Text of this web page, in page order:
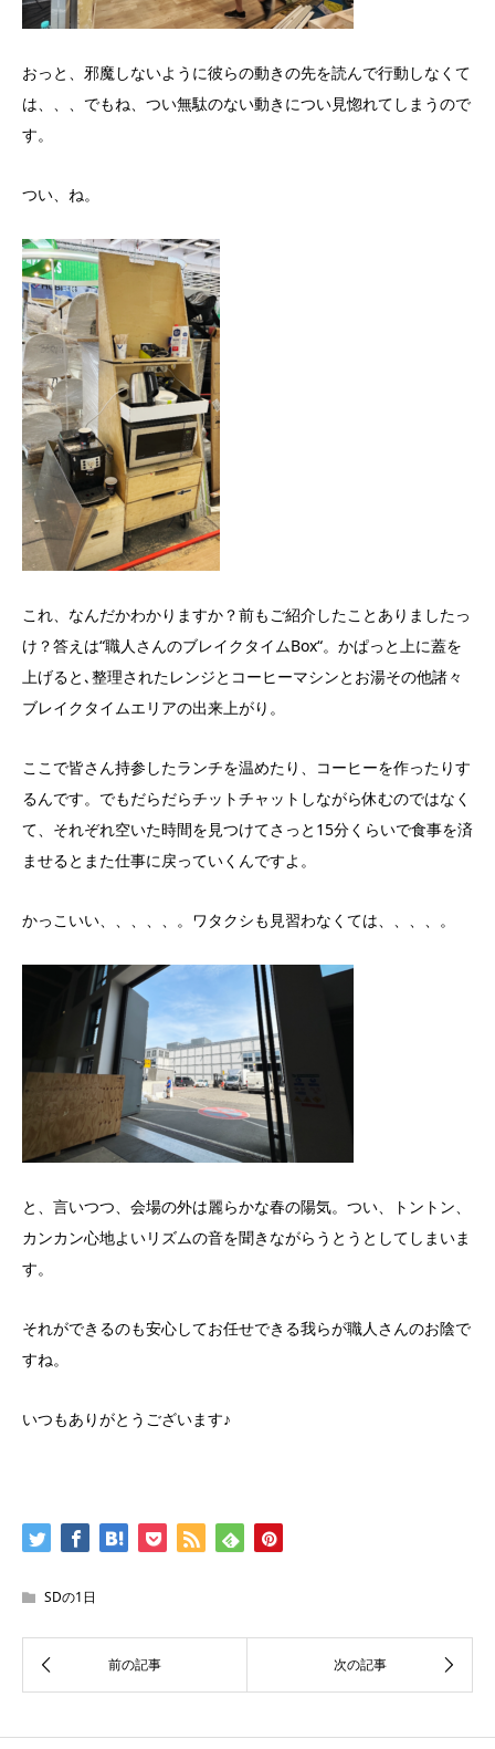
おっと、邪魔しないように彼らの動きの先を読んで行動しなくて
は、、、でもね、つい無駄のない動きについ見惚れてしまうので
す。
つい、ね。
これ、なんだかわかりますか？前もご紹介したことありましたっ
け？答えは“職人さんのブレイクタイムBox“。かぱっと上に蓋を
上げると､整理されたレンジとコーヒーマシンとお湯その他諸々
ブレイクタイムエリアの出来上がり。
ここで皆さん持参したランチを温めたり、コーヒーを作ったりす
るんです。でもだらだらチットチャットしながら休むのではなく
て、それぞれ空いた時間を見つけてさっと15分くらいで食事を済
ませるとまた仕事に戻っていくんですよ。
かっこいい、、、、、。ワタクシも見習わなくては、、、、。
と、言いつつ、会場の外は麗らかな春の陽気。つい、トントン、
カンカン心地よいリズムの音を聞きながらうとうとしてしまいま
す。
それができるのも安心してお任せできる我らが職人さんのお陰で
すね。
いつもありがとうございます♪
SDの1日